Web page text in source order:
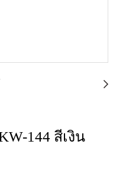
144 สีเงิน